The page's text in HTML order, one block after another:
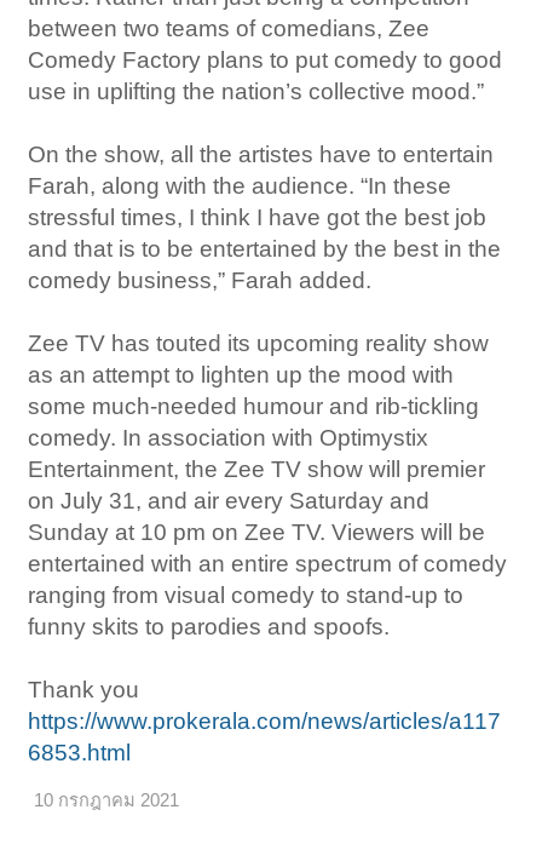
between two teams of comedians, Zee
Comedy Factory plans to put comedy to good
use in uplifting the nation’s collective mood.”
On the show, all the artistes have to entertain
Farah, along with the audience. “In these
stressful times, I think I have got the best job
and that is to be entertained by the best in the
comedy business,” Farah added.
Zee TV has touted its upcoming reality show
as an attempt to lighten up the mood with
some much-needed humour and rib-tickling
comedy. In association with Optimystix
Entertainment, the Zee TV show will premier
on July 31, and air every Saturday and
Sunday at 10 pm on Zee TV. Viewers will be
entertained with an entire spectrum of comedy
ranging from visual comedy to stand-up to
funny skits to parodies and spoofs.
Thank you
https://www.prokerala.com/news/articles/a117
6853.html
10 กรกฎาคม 2021